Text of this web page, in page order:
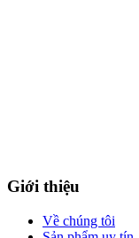
Giới thiệu
Về chúng tôi